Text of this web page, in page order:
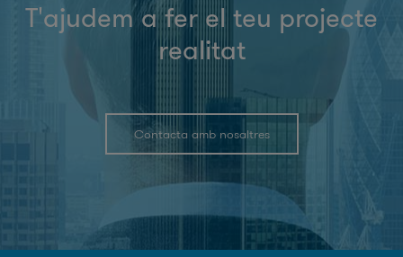
T'ajudem a fer el teu projecte
realitat
Contacta amb nosaltres